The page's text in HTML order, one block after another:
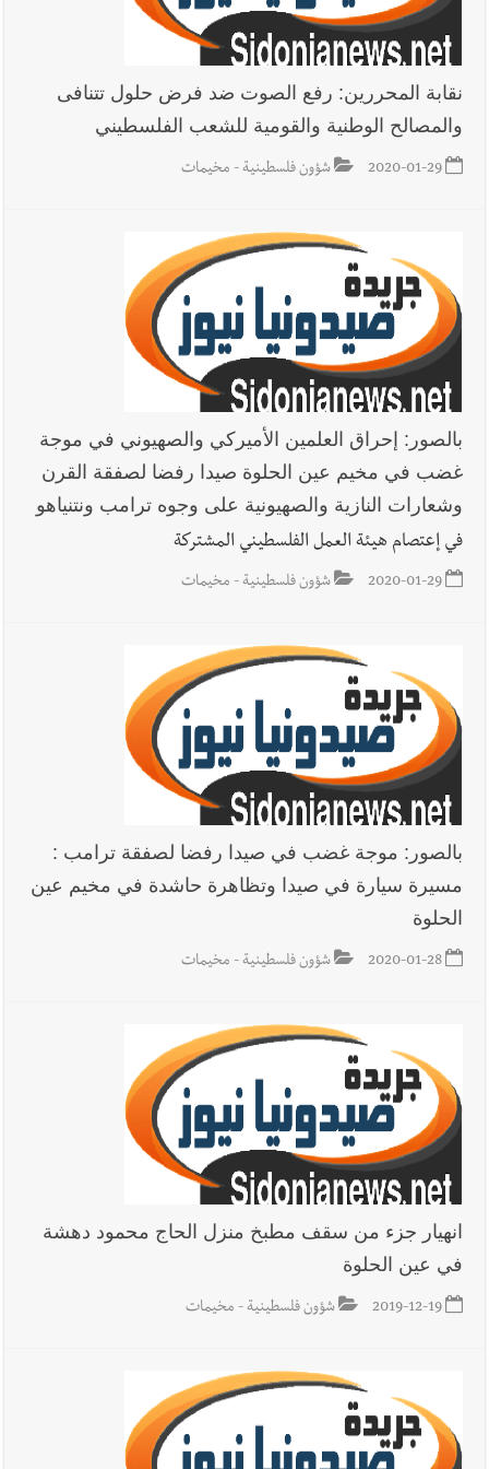
نقابة المحررين: رفع الصوت ضد فرض حلول تتنافى
والمصالح الوطنية والقومية للشعب الفلسطيني
2020-01-29 شؤون فلسطينية - مخيمات
بالصور: إحراق العلمين الأميركي والصهيوني في موجة
غضب في مخيم عين الحلوة صيدا رفضا لصفقة القرن
وشعارات النازية والصهيونية على وجوه ترامب ونتنياهو
في إعتصام هيئة العمل الفلسطيني المشتركة
2020-01-29 شؤون فلسطينية - مخيمات
بالصور: موجة غضب في صيدا رفضا لصفقة ترامب :
مسيرة سيارة في صيدا وتظاهرة حاشدة في مخيم عين
الحلوة
2020-01-28 شؤون فلسطينية - مخيمات
انهيار جزء من سقف مطبخ منزل الحاج محمود دهشة
في عين الحلوة
2019-12-19 شؤون فلسطينية - مخيمات